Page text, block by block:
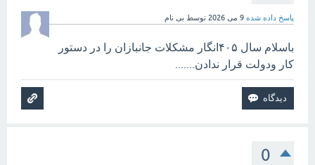
پاسخ داده شده 9 می 2026 توسط بی نام
باسلام سال ۴۰۵انگار مشکلات جانبازان را در دستور
کار ودولت قرار ندادن.......
0